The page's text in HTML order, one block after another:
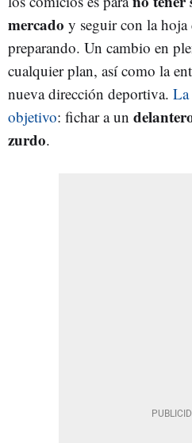
mercado y seguir con la hoja
preparando. Un cambio en
cualquier plan, así como la
nueva dirección deportiva. La
objetivo: fichar a un
zurdo.